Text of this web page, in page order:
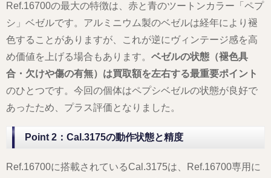
Ref.16700の最大の特徴は、赤と青のツートンカラー「ペプ
シ」ベゼルです。アルミニウム製のベゼルは経年により褪
色することがありますが、これが逆にヴィンテージ感を高
め価値を上げる場合もあります。 ベゼルの状態（褪色具
合・欠けや傷の有無）は買取額を左右する最重要ポイント
のひとつです。今回の個体はペプシベゼルの状態が良好で
あったため、プラス評価となりました。
Point 2：Cal.3175の動作状態と精度
Ref.16700に搭載されているCal.3175は、Ref.16700専用に